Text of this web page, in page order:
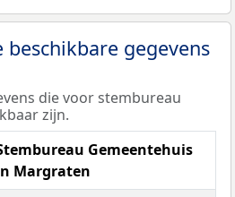
beschikbare gegevens
die voor stembureau
zijn.
Gemeentehuis
Margraten